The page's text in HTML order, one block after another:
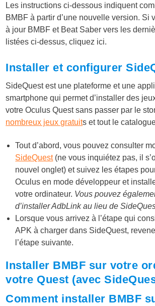
Les instructions ci-dessous indiquent
BMBF à partir d’une nouvelle version. Si
à jour BMBF et Beat Saber vers les
listées ci-dessus, cliquez ici.
Installer et configurer
SideQuest est une plateforme et une
smartphone qui permet d’installer des
votre Oculus Quest sans passer par le
nombreux jeux gratuits et tout le
Tout d’abord, vous pouvez consulter
SideQuest(ne vous inquiétez pas, il
nouvel onglet) et suivez les étapes
Oculus en mode développeur et
votre ordinateur. Vous pouvez
d’installer AdbLink au lieu de
Lorsque vous arrivez à l’étape qui
APK à charger dans SideQuest,
l’étape suivante.
Installer BMBF sur votre
votre Quest (avec
Comment installer BMBF